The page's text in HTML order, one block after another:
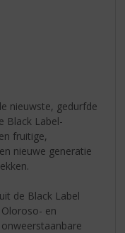
nieuwste, gedurfde
Black Label-
fruitige,
nieuwe generatie
de Black Label
en